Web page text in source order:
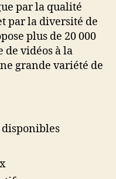
par la qualité
par la diversité de
plus de 20 000
de vidéos à la
grande variété de
disponibles